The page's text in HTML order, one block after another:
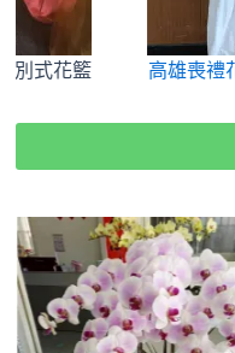
高雄喪禮花籃、屏東